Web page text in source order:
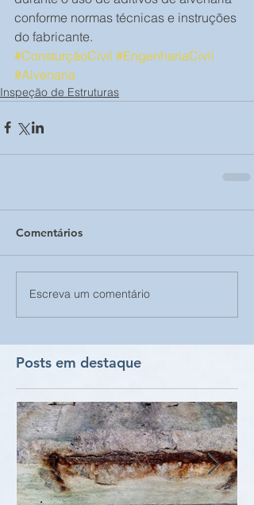
conforme normas técnicas e instruções
do fabricante.
#ConsturçãoCivil #EngenhariaCivil
#Alvenaria
Inspeção de Estruturas
Comentários
Escreva um comentário
Posts em destaque